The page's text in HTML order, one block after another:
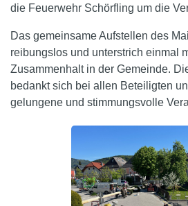
die Feuerwehr Schörfling um die
Das gemeinsame Aufstellen des
reibungslos und unterstrich einmal
Zusammenhalt in der Gemeinde.
bedankt sich bei allen Beteiligten
gelungene und stimmungsvolle